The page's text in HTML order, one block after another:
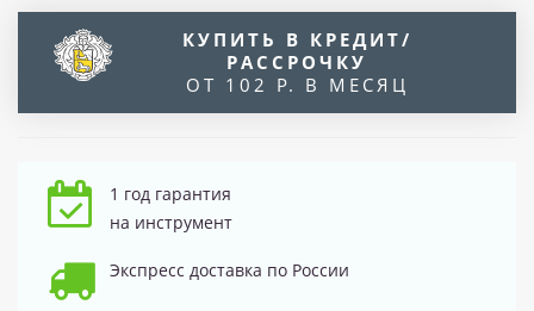
КУПИТЬ В КРЕДИТ/
РАССРОЧКУ
ОТ 102 Р. В МЕСЯЦ
1 год гарантия
на инструмент
Экспресс доставка по России